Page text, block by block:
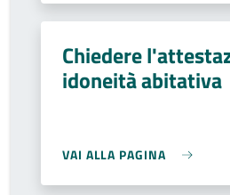
Chiedere
idoneità abitativa
VAI ALLA PAGINA